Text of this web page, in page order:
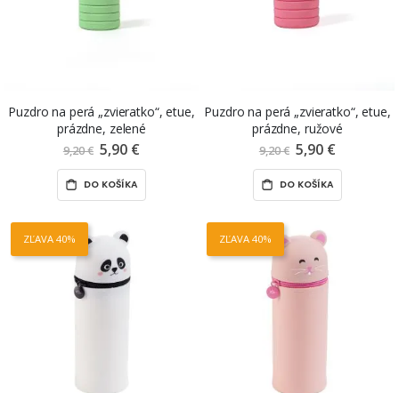
Puzdro na perá „zvieratko“, etue,
prázdne, zelené
9,20 € Znížená
cena
5,90 €
DO KOŠÍKA
Puzdro na perá „zvieratko“, etue,
prázdne, ružové
9,20 € Znížená
cena
5,90 €
DO KOŠÍKA
ZĽAVA 40% ZĽAVA 40%